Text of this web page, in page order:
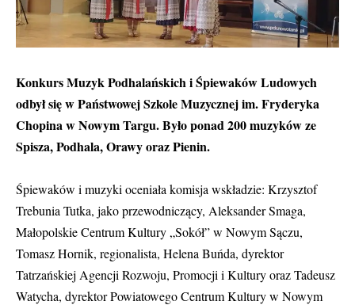
Konkurs Muzyk Podhalańskich i Śpiewaków Ludowych
odbył się w Państwowej Szkole Muzycznej im. Fryderyka
Chopina w Nowym Targu. Było ponad 200 muzyków ze
Spisza, Podhala, Orawy oraz Pienin.
Śpiewaków i muzyki oceniała komisja wskładzie: Krzysztof
Trebunia Tutka, jako przewodniczący, Aleksander Smaga,
Małopolskie Centrum Kultury „Sokół” w Nowym Sączu,
Tomasz Hornik, regionalista, Helena Buńda, dyrektor
Tatrzańskiej Agencji Rozwoju, Promocji i Kultury oraz Tadeusz
Watycha, dyrektor Powiatowego Centrum Kultury w Nowym